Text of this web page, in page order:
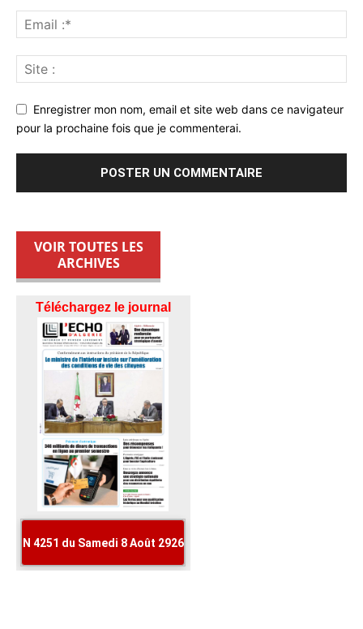
Enregistrer mon nom, email et site web dans ce navigateur
pour la prochaine fois que je commenterai.
VOIR TOUTES LES
ARCHIVES